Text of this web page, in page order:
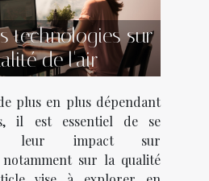
technologies sur
de l'air
plus en plus dépendant
il est essentiel de se
leur impact sur
sur la qualité